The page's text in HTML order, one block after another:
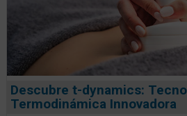
Descubre t-dynamics:
Termodinámica Innovadora